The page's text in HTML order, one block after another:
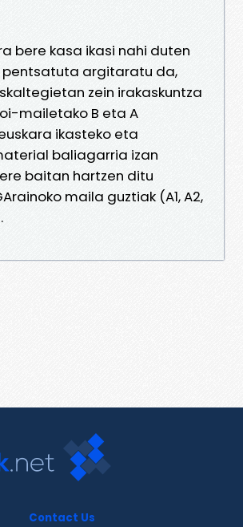
bere kasa ikasi nahi duten
pentsatuta argitaratu da,
zein irakaskuntza
mailetako B eta A
ikasteko eta
baliagarria izan
baitan hartzen ditu
maila guztiak (A1, A2,
Contact Us